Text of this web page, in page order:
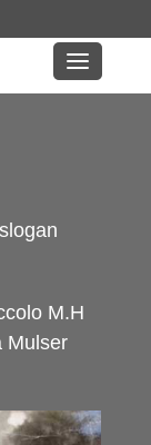
M.H
Mulser